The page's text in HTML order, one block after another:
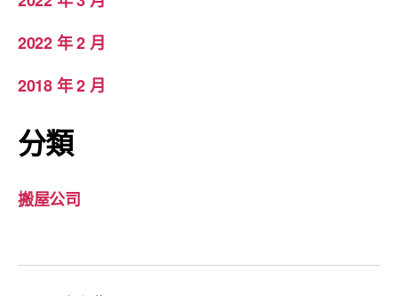
2022 年 2 月
2018 年 2 月
分類
搬屋公司